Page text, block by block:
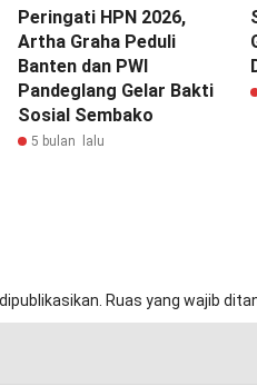
Peringati HPN 2026,
Artha Graha Peduli
Banten dan PWI
Pandeglang Gelar Bakti
Sosial Sembako
5 bulan lalu
Ruas yang wajib